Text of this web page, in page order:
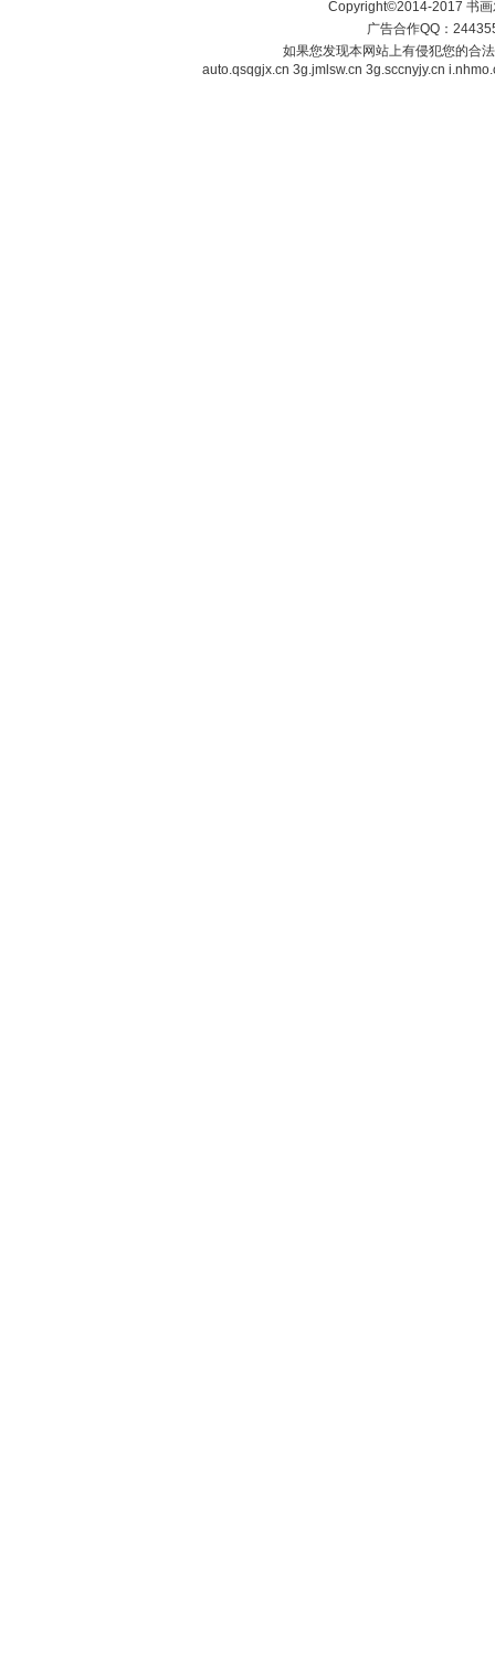
Copyright©2014-2017 书
广告合作QQ：
如果您发现本网站上有侵犯您的合
auto.qsqgjx.cn 3g.jmlsw.cn 3g.sccnyjy.cn